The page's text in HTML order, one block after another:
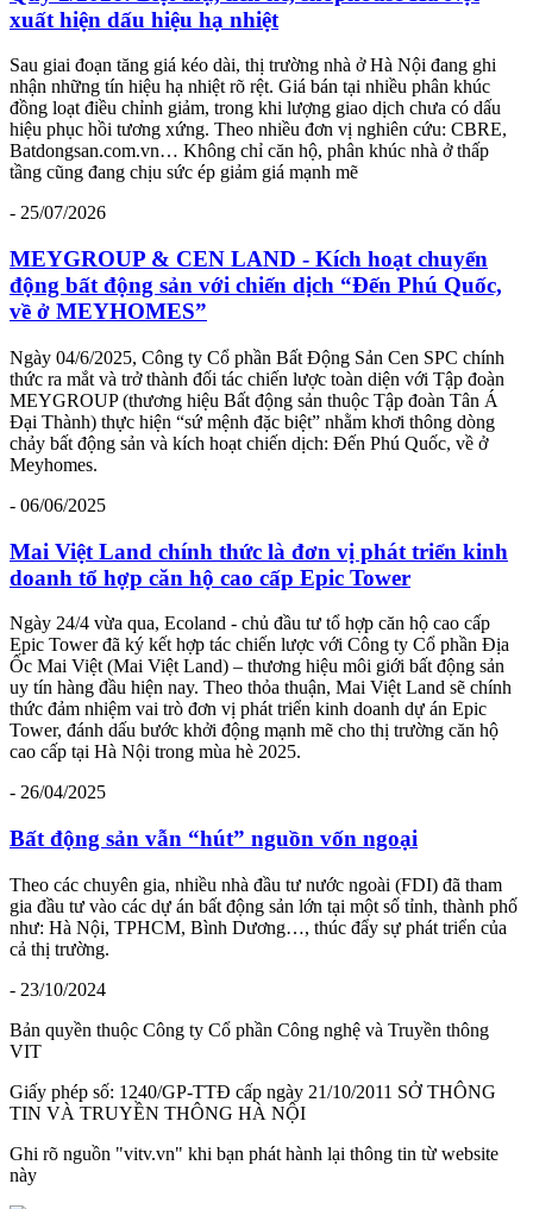
xuất hiện dấu hiệu hạ nhiệt
Sau giai đoạn tăng giá kéo dài, thị trường nhà ở Hà Nội đang ghi
nhận những tín hiệu hạ nhiệt rõ rệt. Giá bán tại nhiều phân khúc
đồng loạt điều chỉnh giảm, trong khi lượng giao dịch chưa có dấu
hiệu phục hồi tương xứng. Theo nhiều đơn vị nghiên cứu: CBRE,
Batdongsan.com.vn… Không chỉ căn hộ, phân khúc nhà ở thấp
tầng cũng đang chịu sức ép giảm giá mạnh mẽ
- 25/07/2026
MEYGROUP & CEN LAND - Kích hoạt chuyển
động bất động sản với chiến dịch “Đến Phú Quốc,
về ở MEYHOMES”
Ngày 04/6/2025, Công ty Cổ phần Bất Động Sản Cen SPC chính
thức ra mắt và trở thành đối tác chiến lược toàn diện với Tập đoàn
MEYGROUP (thương hiệu Bất động sản thuộc Tập đoàn Tân Á
Đại Thành) thực hiện “sứ mệnh đặc biệt” nhằm khơi thông dòng
chảy bất động sản và kích hoạt chiến dịch: Đến Phú Quốc, về ở
Meyhomes.
- 06/06/2025
Mai Việt Land chính thức là đơn vị phát triển kinh
doanh tổ hợp căn hộ cao cấp Epic Tower
Ngày 24/4 vừa qua, Ecoland - chủ đầu tư tổ hợp căn hộ cao cấp
Epic Tower đã ký kết hợp tác chiến lược với Công ty Cổ phần Địa
Ốc Mai Việt (Mai Việt Land) – thương hiệu môi giới bất động sản
uy tín hàng đầu hiện nay. Theo thỏa thuận, Mai Việt Land sẽ chính
thức đảm nhiệm vai trò đơn vị phát triển kinh doanh dự án Epic
Tower, đánh dấu bước khởi động mạnh mẽ cho thị trường căn hộ
cao cấp tại Hà Nội trong mùa hè 2025.
- 26/04/2025
Bất động sản vẫn “hút” nguồn vốn ngoại
Theo các chuyên gia, nhiều nhà đầu tư nước ngoài (FDI) đã tham
gia đầu tư vào các dự án bất động sản lớn tại một số tỉnh, thành phố
như: Hà Nội, TPHCM, Bình Dương…, thúc đẩy sự phát triển của
cả thị trường.
- 23/10/2024
Bản quyền thuộc Công ty Cổ phần Công nghệ và Truyền thông
VIT
Giấy phép số: 1240/GP-TTĐ cấp ngày 21/10/2011 SỞ THÔNG
TIN VÀ TRUYỀN THÔNG HÀ NỘI
Ghi rõ nguồn "vitv.vn" khi bạn phát hành lại thông tin từ website
này